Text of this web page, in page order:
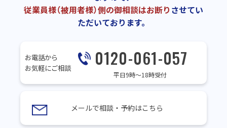
従業員様（被用者様）側の御相談はお断り させてい
ただいております。
お電話から
お気軽にご相談
0120-061-057
平日9時～18時受付
メールで相談・予約はこちら